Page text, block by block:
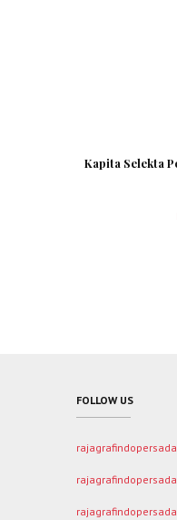
Kapita Selekta
FOLLOW US
rajagrafindopersada
rajagrafindopersada
rajagrafindopersada